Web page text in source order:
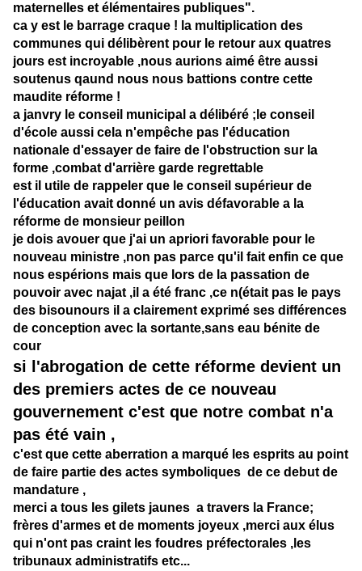
maternelles et élémentaires publiques".
ca y est le barrage craque ! la multiplication des
communes qui délibèrent pour le retour aux quatres
jours est incroyable ,nous aurions aimé être aussi
soutenus qaund nous nous battions contre cette
maudite réforme !
a janvry le conseil municipal a délibéré ;le conseil
d'école aussi cela n'empêche pas l'éducation
nationale d'essayer de faire de l'obstruction sur la
forme ,combat d'arrière garde regrettable
est il utile de rappeler que le conseil supérieur de
l'éducation avait donné un avis défavorable a la
réforme de monsieur peillon
je dois avouer que j'ai un apriori favorable pour le
nouveau ministre ,non pas parce qu'il fait enfin ce que
nous espérions mais que lors de la passation de
pouvoir avec najat ,il a été franc ,ce n(était pas le pays
des bisounours il a clairement exprimé ses différences
de conception avec la sortante,sans eau bénite de
cour
si l'abrogation de cette réforme devient un
des premiers actes de ce nouveau
gouvernement c'est que notre combat n'a
pas été vain ,
c'est que cette aberration a marqué les esprits au point
de faire partie des actes symboliques de ce debut de
mandature ,
merci a tous les gilets jaunes a travers la France;
frères d'armes et de moments joyeux ,merci aux élus
qui n'ont pas craint les foudres préfectorales ,les
tribunaux administratifs etc...